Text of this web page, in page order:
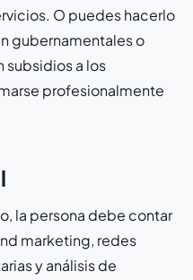
O puedes hacerlo
gubernamentales o
a los
profesionalmente
la persona debe contar
marketing, redes
y análisis de